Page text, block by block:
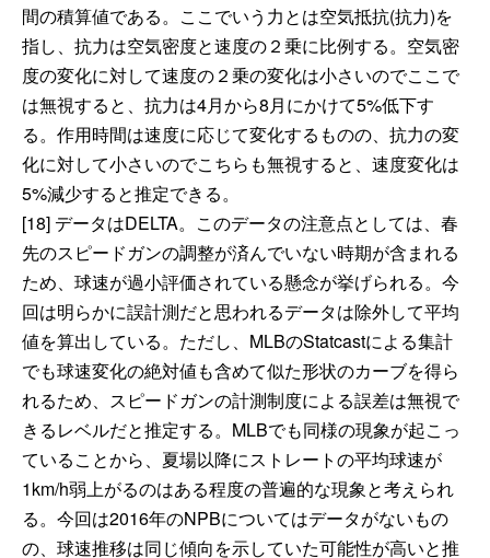
間の積算値である。ここでいう力とは空気抵抗(抗力)を
指し、抗力は空気密度と速度の２乗に比例する。空気密
度の変化に対して速度の２乗の変化は小さいのでここで
は無視すると、抗力は4月から8月にかけて5%低下す
る。作用時間は速度に応じて変化するものの、抗力の変
化に対して小さいのでこちらも無視すると、速度変化は
5%減少すると推定できる。
[18] データはDELTA。このデータの注意点としては、春
先のスピードガンの調整が済んでいない時期が含まれる
ため、球速が過小評価されている懸念が挙げられる。今
回は明らかに誤計測だと思われるデータは除外して平均
値を算出している。ただし、MLBのStatcastによる集計
でも球速変化の絶対値も含めて似た形状のカーブを得ら
れるため、スピードガンの計測制度による誤差は無視で
きるレベルだと推定する。MLBでも同様の現象が起こっ
ていることから、夏場以降にストレートの平均球速が
1km/h弱上がるのはある程度の普遍的な現象と考えられ
る。今回は2016年のNPBについてはデータがないもの
の、球速推移は同じ傾向を示していた可能性が高いと推